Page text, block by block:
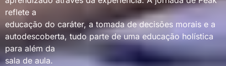
reflete a
educação do caráter, a tomada de decisões morais e a
autodescoberta, tudo parte de uma educação holística
para além da
sala de aula.